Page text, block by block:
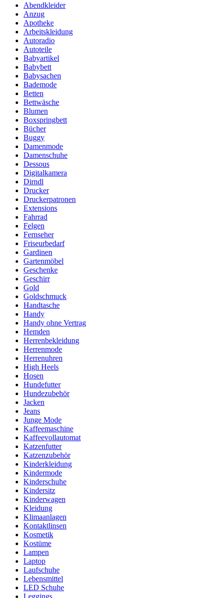
Abendkleider
Anzug
Apotheke
Arbeitskleidung
Autoradio
Autoteile
Babyartikel
Babybett
Babysachen
Bademode
Betten
Bettwäsche
Blumen
Boxspringbett
Bücher
Buggy
Damenmode
Damenschuhe
Dessous
Digitalkamera
Dirndl
Drucker
Druckerpatronen
Extensions
Fahrrad
Felgen
Fernseher
Friseurbedarf
Gardinen
Gartenmöbel
Geschenke
Geschirr
Gold
Goldschmuck
Handtasche
Handy
Handy ohne Vertrag
Hemden
Herrenbekleidung
Herrenmode
Herrenuhren
High Heels
Hosen
Hundefutter
Hundezubehör
Jacken
Jeans
Junge Mode
Kaffeemaschine
Kaffeevollautomat
Katzenfutter
Katzenzubehör
Kinderkleidung
Kindermode
Kinderschuhe
Kindersitz
Kinderwagen
Kleidung
Klimaanlagen
Kontaktlinsen
Kosmetik
Kostüme
Lampen
Laptop
Laufschuhe
Lebensmittel
LED Schuhe
Leggings